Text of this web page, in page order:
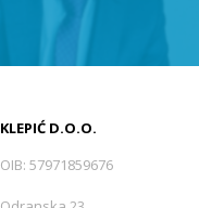
KLEPIĆ D.O.O.
OIB: 57971859676